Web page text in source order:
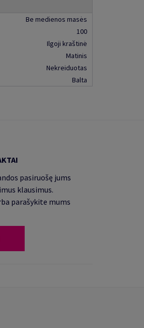
Be medienos masės
100
Ilgoji kraštinė
Matinis
Nekreiduotas
Balta
pasiruošę jums
klausimus.
parašykite mums